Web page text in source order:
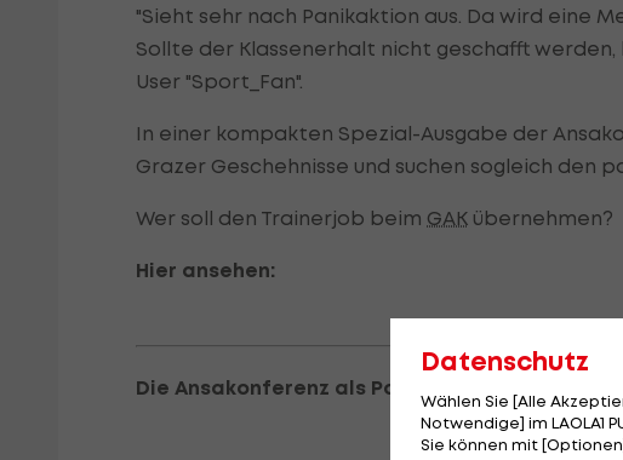
"Sieht sehr nach Panikaktion aus. Da wird eine
Sollte der Klassenerhalt nicht geschafft
User "Sport_Fan".
In einer kompakten Spezial-Ausgabe der
Grazer Geschehnisse und suchen sogleich den
Wer soll den Trainerjob beim GAK übernehmen?
Hier ansehen:
Die Ansakonferenz als Podcast zum Anhören:
Datenschutz
Wählen Sie [Alle
Notwendige] im LAOLA1
Sie können mit